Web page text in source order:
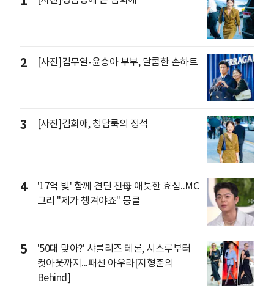
2 [사진]김무열-윤승아 부부, 달콤한 손하트
3 [사진]김희애, 청담룩의 정석
4
'17억 빚' 함께 견딘 친母 애틋한 효심..MC
그리 "제가 챙겨야죠" 뭉클
5
'50대 맞아?' 샤를리즈 테론, 시스루부터
컷아웃까지...패션 아우라[지형준의
Behind]